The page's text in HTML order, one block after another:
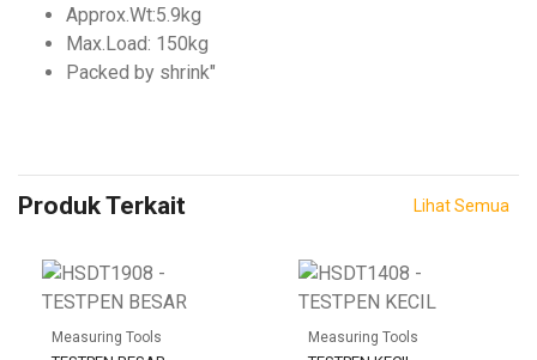
Approx.Wt:5.9kg
Max.Load: 150kg
Packed by shrink"
Produk Terkait Lihat Semua
Measuring Tools Measuring Tools